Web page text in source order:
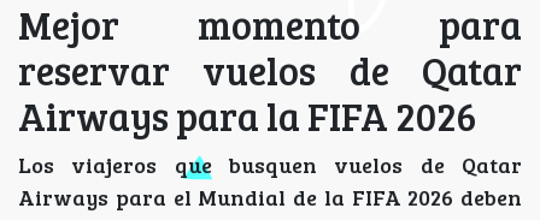
Mejor momento para
reservar vuelos de Qatar
Airways para la FIFA 2026
Los viajeros que busquen vuelos de Qatar
Airways para el Mundial de la FIFA 2026 deben